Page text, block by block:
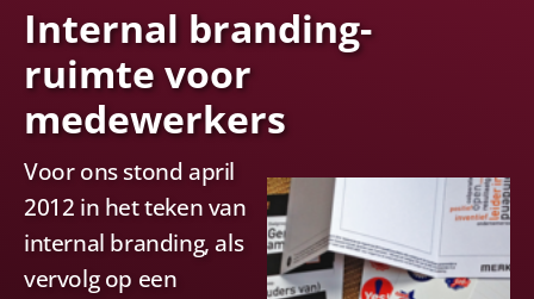
Internal branding-
ruimte voor
medewerkers
Voor ons stond april
2012 in het teken van
internal branding, als
vervolg op een